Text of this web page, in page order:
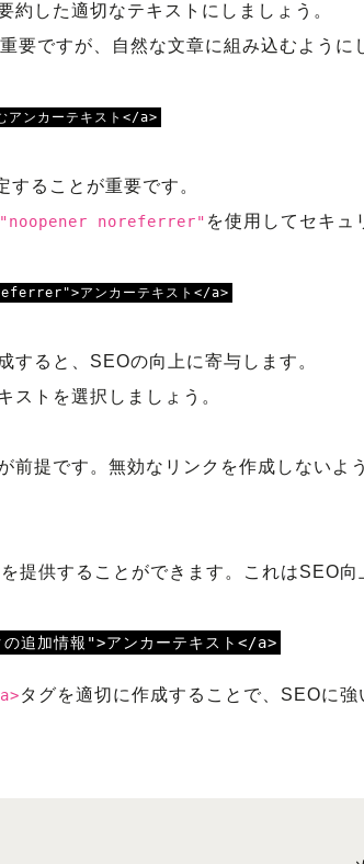
約した適切なテキストにしましょう。
要ですが、自然な文章に組み込むように
ンカーテキスト</a>
ることが重要です。
noreferrer" を使用してセキュ
アンカーテキスト</a>
すると、SEOの向上に寄与します。
ストを選択しましょう。
前提です。無効なリンクを作成しないよ
提供することができます。これはSEO向
情報">アンカーテキスト</a>
タグを適切に作成することで、SEOに強